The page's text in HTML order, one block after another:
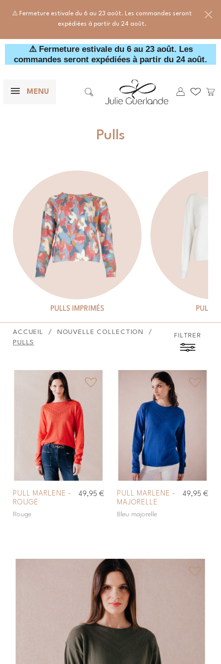
⚠️ Fermeture estivale du 6 au 23 août. Les commandes seront
expédiées à partir du 24 août.
⚠️ Fermeture estivale du 6 au 23 août. Les
commandes seront expédiées à partir du 24 août.
MENU Mes

Pulls
PULLS IMPRIMÉS PULLS
ACCUEIL
NOUVELLE COLLECTION
PULLS
FILTRER
favorite_border
PULL MARLENE -
ROUGE
Rouge
49,95 €
favorite_border
PULL MARLENE -
MAJORELLE
Bleu majorelle
49,95 €
favorite_border